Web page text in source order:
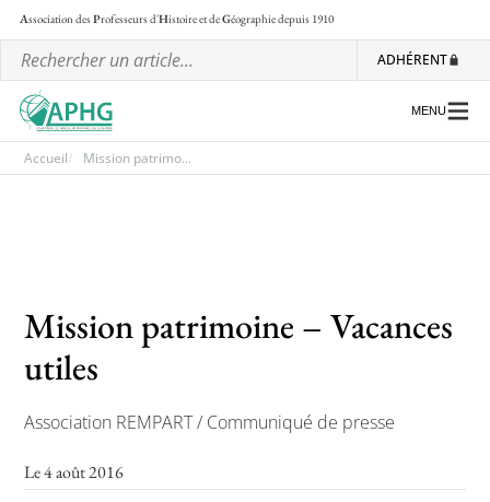
Association desProfesseurs d'Histoire et deGéographiedepuis 1910
ADHÉRENT
Les ateliers nationaux
Communiqués et motions
L’APHG dans la presse
MENU
Accueil Mission patrimo...
Mission patrimoine – Vacances
utiles
Association REMPART / Communiqué de presse
Le 4 août 2016